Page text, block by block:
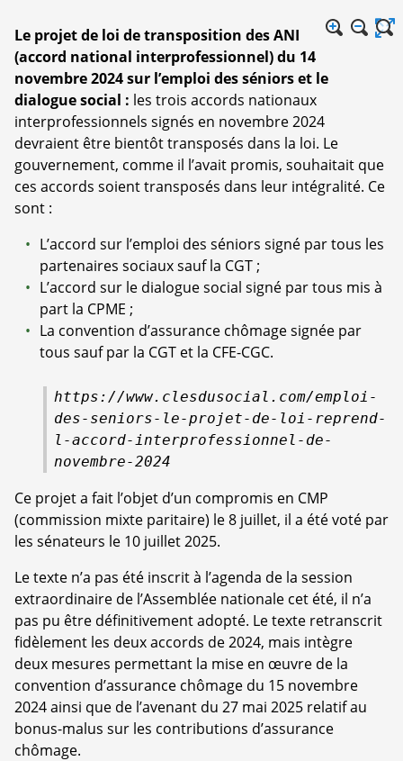
Le projet de loi de transposition des ANI
(accord national interprofessionnel) du 14
novembre 2024 sur l’emploi des séniors et le
dialogue social : les trois accords nationaux
interprofessionnels signés en novembre 2024
devraient être bientôt transposés dans la loi. Le
gouvernement, comme il l’avait promis, souhaitait que
ces accords soient transposés dans leur intégralité. Ce
sont :
L’accord sur l’emploi des séniors signé par tous les
partenaires sociaux sauf la CGT ;
L’accord sur le dialogue social signé par tous mis à
part la CPME ;
La convention d’assurance chômage signée par
tous sauf par la CGT et la CFE-CGC.
https://www.clesdusocial.com/emploi-
des-seniors-le-projet-de-loi-reprend-
l-accord-interprofessionnel-de-
novembre-2024
Ce projet a fait l’objet d’un compromis en CMP
(commission mixte paritaire) le 8 juillet, il a été voté par
les sénateurs le 10 juillet 2025.
Le texte n’a pas été inscrit à l’agenda de la session
extraordinaire de l’Assemblée nationale cet été, il n’a
pas pu être définitivement adopté. Le texte retranscrit
fidèlement les deux accords de 2024, mais intègre
deux mesures permettant la mise en œuvre de la
convention d’assurance chômage du 15 novembre
2024 ainsi que de l’avenant du 27 mai 2025 relatif au
bonus-malus sur les contributions d’assurance
chômage.